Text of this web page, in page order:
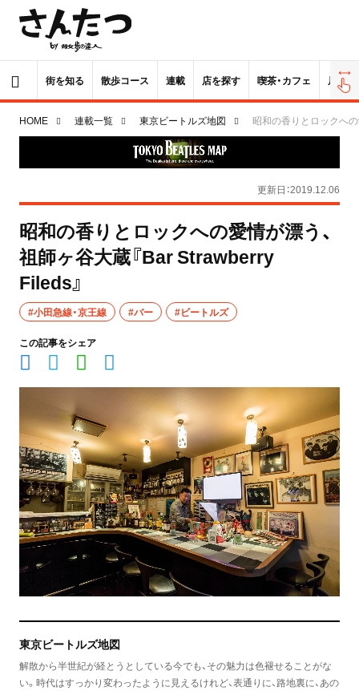
街を知る 散歩コース 連載 店を探す 喫茶・カフェ 居酒屋
HOME 連載一覧 東京ビートルズ地図 昭和の香りとロックへ
更新日：2019.12.06
昭和の香りとロックへの愛情が漂う、
祖師ヶ谷大蔵『Bar Strawberry
Fileds』
#小田急線・京王線 #バー #ビートルズ
この記事をシェア
東京ビートルズ地図
解散から半世紀が経とうとしている今でも、その魅力は色褪せることがな
い。時代はすっかり変わったように見えるけれど、表通りに、路地裏に、あの